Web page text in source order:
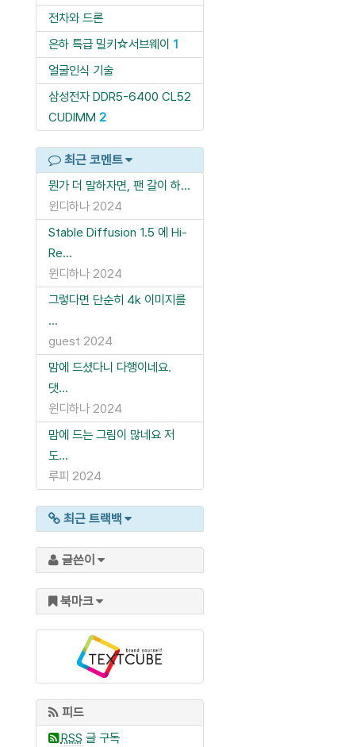
전차와 드론
은하 특급 밀키☆서브웨이 1
얼굴인식 기술
삼성전자 DDR5-6400 CL52
CUDIMM 2
최근 코멘트
뭔가 더 말하자면, 팬 갈이 하...
윈디하나 2024
Stable Diffusion 1.5 에 Hi-
Re...
윈디하나 2024
그렇다면 단순히 4k 이미지를
...
guest 2024
맘에 드셨다니 다행이네요.
댓...
윈디하나 2024
맘에 드는 그림이 많네요 저
도...
루피 2024
최근 트랙백
글쓴이
북마크
피드
RSS 글 구독